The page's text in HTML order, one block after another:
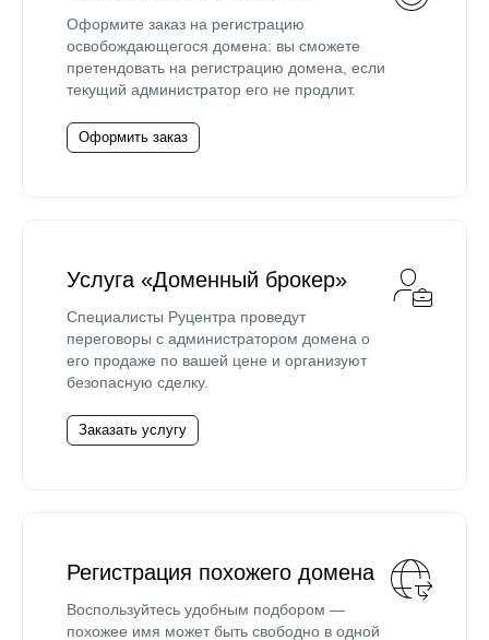
Оформите заказ на регистрацию
освобождающегося домена: вы сможете
претендовать на регистрацию домена, если
текущий администратор его не продлит.
Оформить заказ
Услуга «Доменный брокер»
Специалисты Руцентра проведут
переговоры с администратором домена о
его продаже по вашей цене и организуют
безопасную сделку.
Заказать услугу
Регистрация похожего домена
Воспользуйтесь удобным подбором —
похожее имя может быть свободно в одной